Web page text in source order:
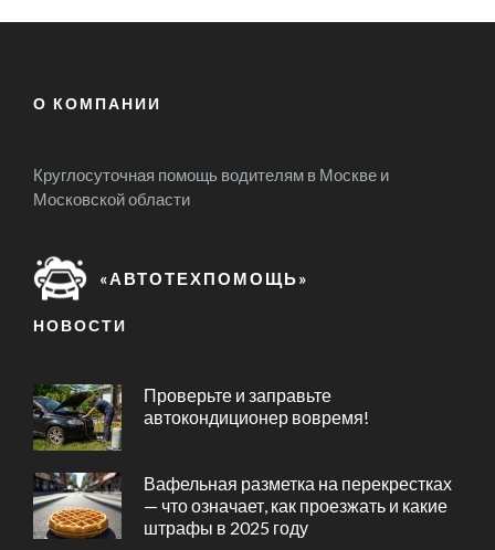
О КОМПАНИИ
Круглосуточная помощь водителям в Москве и
Московской области
«АВТОТЕХПОМОЩЬ»
НОВОСТИ
Проверьте и заправьте
автокондиционер вовремя!
Вафельная разметка на перекрестках
— что означает, как проезжать и какие
штрафы в 2025 году